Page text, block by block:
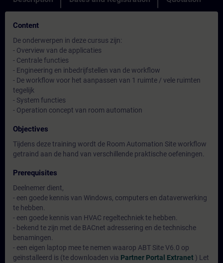
Content
De onderwerpen in deze cursus zijn:
- Overview van de applicaties
- Centrale functies
- Engineering en inbedrijfstellen van de workflow
- De workflow voor het aanpassen van 1 ruimte / vele ruimten
tegelijk
- System functies
- Operation concept van room automation
Objectives
Tijdens deze training wordt de Room Automation Site workflow
getraind aan de hand van verschillende praktische oefeningen.
Prerequisites
Deelnemer dient,
- een goede kennis van Windows, computers en dataverwerking
te hebben.
- een goede kennis van HVAC regeltechniek te hebben.
- bekend te zijn met de BACnet adressering en de technische
benamingen.
- een eigen laptop mee te nemen waarop ABT Site V6.0 op
geïnstalleerd is (te downloaden via Partner Portal Extranet) Let